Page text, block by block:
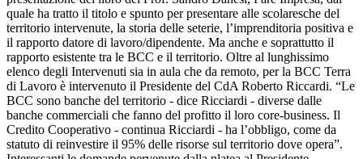
quale ha tratto il titolo e spunto per presentare alle scolaresche del
territorio intervenute, la storia delle seterie, l’imprenditoria positiva e
il rapporto datore di lavoro/dipendente. Ma anche e soprattutto il
rapporto esistente tra le BCC e il territorio. Oltre al lunghissimo
elenco degli Intervenuti sia in aula che da remoto, per la BCC Terra
di Lavoro è intervenuto il Presidente del CdA Roberto Riccardi. “Le
BCC sono banche del territorio - dice Ricciardi - diverse dalle
banche commerciali che fanno del profitto il loro core-business. Il
Credito Cooperativo - continua Ricciardi - ha l’obbligo, come da
statuto di reinvestire il 95% delle risorse sul territorio dove opera”.